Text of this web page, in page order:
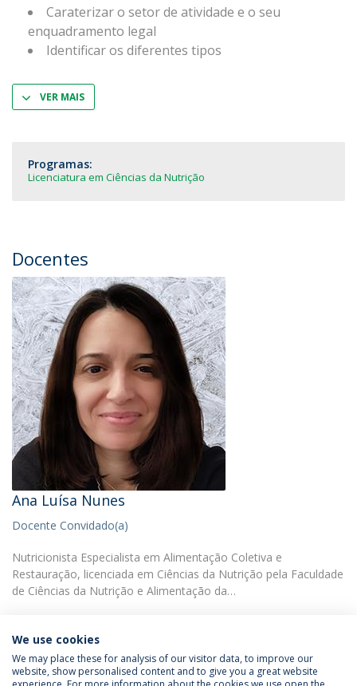
Caraterizar o setor de atividade e o seu
enquadramento legal
Identificar os diferentes tipos
VER MAIS
Programas:
Licenciatura em Ciências da Nutrição
Docentes
Ana Luísa Nunes
Docente Convidado(a)
Nutricionista Especialista em Alimentação Coletiva e
Restauração, licenciada em Ciências da Nutrição pela Faculdade
de Ciências da Nutrição e Alimentação da…
We use cookies
We may place these for analysis of our visitor data, to improve our
website, show personalised content and to give you a great website